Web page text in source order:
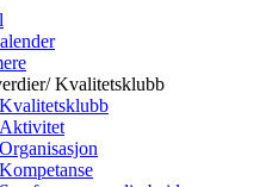
Kvalitetsklubb
Kvalitetsklubb
Aktivitet
Organisasjon
Kompetanse